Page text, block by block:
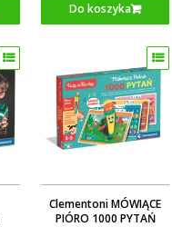
Do koszyka
Clementoni MÓWIĄCE
PIÓRO 1000 PYTAŃ